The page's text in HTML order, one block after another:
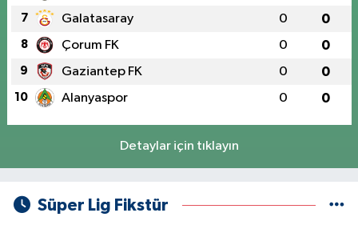
7 Galatasaray 0 0
8 Çorum FK 0 0
9 Gaziantep FK 0 0
10 Alanyaspor 0 0
Detaylar için tıklayın
Süper Lig Fikstür